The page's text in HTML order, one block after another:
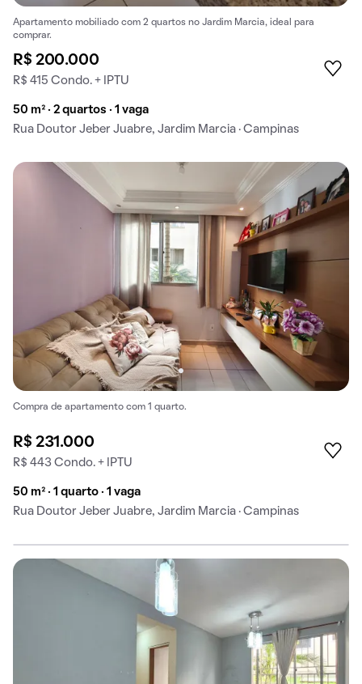
Apartamento mobiliado com 2 quartos no Jardim Marcia, ideal para
comprar.
R$ 200.000
R$ 415 Condo. + IPTU
50 m² · 2 quartos · 1 vaga
Rua Doutor Jeber Juabre, Jardim Marcia · Campinas
Compra de apartamento com 1 quarto.
R$ 231.000
R$ 443 Condo. + IPTU
50 m² · 1 quarto · 1 vaga
Rua Doutor Jeber Juabre, Jardim Marcia · Campinas